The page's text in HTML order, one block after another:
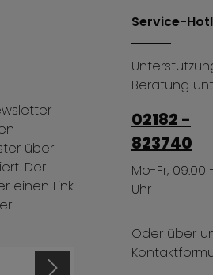
über
Der
einen Link
Service-
Beratung
02182 -
823740
Mo-Fr, 09:00
Uhr
Oder über